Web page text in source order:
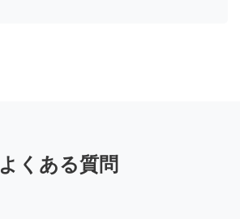
よくある質問